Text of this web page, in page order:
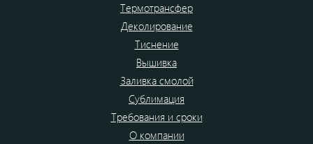
Термотрансфер
Деколирование
Тиснение
Вышивка
Заливка смолой
Сублимация
Требования и сроки
О компании